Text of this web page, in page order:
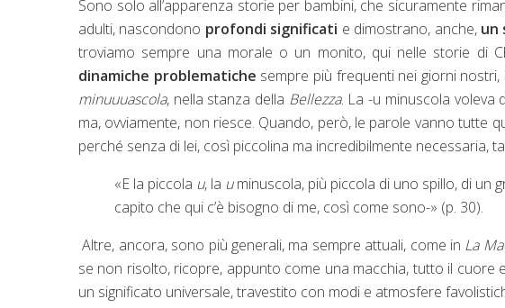
Sono solo all’apparenza storie per bambini, che sicuramente
adulti, nascondono profondi significati e dimostrano, anche, un
troviamo sempre una morale o un monito, qui nelle storie di
dinamiche problematiche sempre più frequenti nei giorni
minuuuascola, nella stanza della Bellezza. La -u minuscola voleva
ma, ovviamente, non riesce. Quando, però, le parole vanno tutte
perché senza di lei, così piccolina ma incredibilmente necessaria,
«E la piccola u, la uminuscola, più piccola di uno spillo, di un
capito che qui c’è bisogno di me, così come sono-» (p. 30).
Altre, ancora, sono più generali, ma sempre attuali, come in La
se non risolto, ricopre, appunto come una macchia, tutto il cuore
un significato universale, travestito con modi e atmosfere